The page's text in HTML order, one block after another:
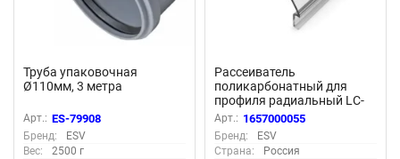
Труба упаковочная
Ø110мм, 3 метра
Арт.: ES-79908
Бренд:
ESV
Вес:
2500 г
Рассеиватель
поликарбонатный для
профиля радиальный LC-
LRM-P36R-2 прозрачный
Арт.: 1657000055
Бренд:
ESV
Страна:
Россия